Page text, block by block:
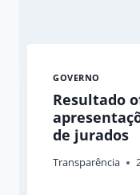
GOVERNO
Resultado
de jurados
Transparência